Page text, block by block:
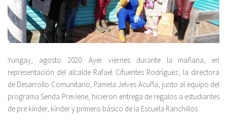
Yungay, agosto 2020: Ayer viernes durante la mañana, en
representación del alcalde Rafael Cifuentes Rodríguez, la directora
de Desarrollo Comunitario, Pamela Jelves Acuña, junto al equipo del
programa Senda Previene, hicieron entrega de regalos a estudiantes
de pre kínder, kínder y primero básico de la Escuela Ranchillos.